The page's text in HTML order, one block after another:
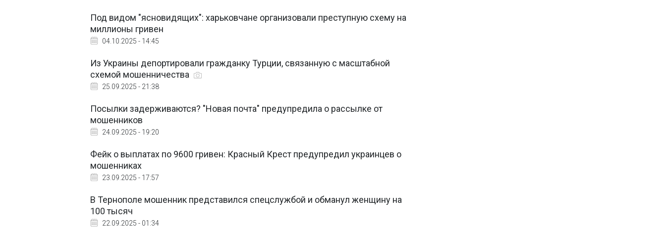
Под видом "ясновидящих": харьковчане организовали преступную схему на
миллионы гривен
04.10.2025 - 14:45
Из Украины депортировали гражданку Турции, связанную с масштабной
схемой мошенничества
25.09.2025 - 21:38
Посылки задерживаются? "Новая почта" предупредила о рассылке от
мошенников
24.09.2025 - 19:20
Фейк о выплатах по 9600 гривен: Красный Крест предупредил украинцев о
мошенниках
23.09.2025 - 17:57
В Тернополе мошенник представился спецслужбой и обманул женщину на
100 тысяч
22.09.2025 - 01:34